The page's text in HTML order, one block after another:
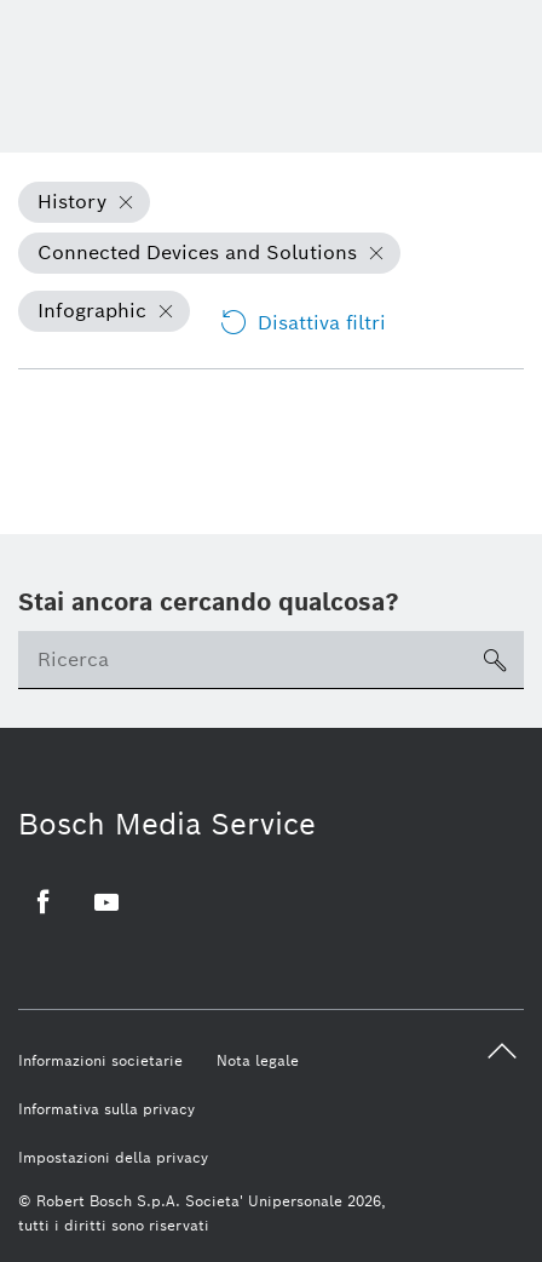
History
Connected Devices and Solutions
Infographic Disattiva filtri
Stai ancora cercando qualcosa?
Bosch Media Service
© Robert Bosch S.p.A. Societa' Unipersonale 2026,
tutti i diritti sono riservati
Informazioni societarie Nota legale
Informativa sulla privacy
Impostazioni della privacy